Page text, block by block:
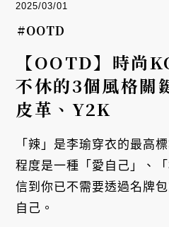
2025/03/01
#OOTD
【OOTD】時尚
不休的3個風格關
皮革、Y2K
「辣」是李瑜穿衣的最高
程度是一種「愛自己」、
信到你已不需要透過名牌
自己。